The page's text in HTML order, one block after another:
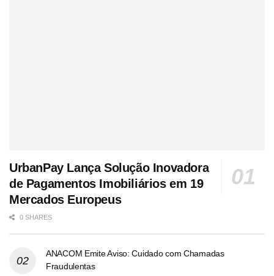
UrbanPay Lança Solução Inovadora
de Pagamentos Imobiliários em 19
Mercados Europeus
0 SHARES
ANACOM Emite Aviso: Cuidado com Chamadas
Fraudulentas